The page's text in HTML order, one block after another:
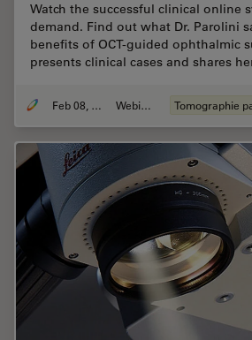
Watch the successful clinical online
demand. Find out what Dr. Parolini
benefits of OCT-guided ophthalmic
presents clinical cases and shares
Feb 08, 2021 Webinaire